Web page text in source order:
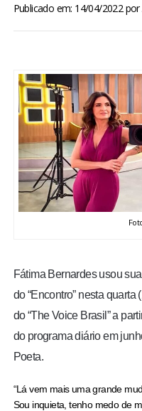
PARAÍBA
MUNDO
ESPORTES
ENTRETENIMENTO
FOTOS
COLUNISTAS
Publicado em: 14/04/2022por
Fátima Bernardes usou
do “Encontro” nesta
do “The Voice Brasil” a
do programa diário em
Poeta.
“Lá vem mais uma grande
Sou inquieta, tenho medo de